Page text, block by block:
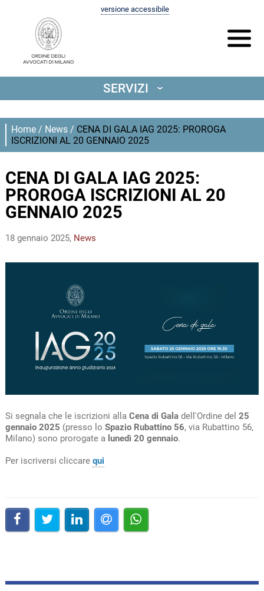
versione accessibile
SERVIZI ‹
Home/ News/ CENA DI GALA IAG 2025: PROROGA
ISCRIZIONI AL 20 GENNAIO 2025
CENA DI GALA IAG 2025:
PROROGA ISCRIZIONI AL 20
GENNAIO 2025
18 gennaio 2025, News
Si segnala che le iscrizioni alla Cena di Galadell'Ordine del 25
gennaio 2025 (presso lo Spazio Rubattino 56, via Rubattino 56,
Milano) sono prorogate a lunedì 20 gennaio.
Per iscriversi cliccare qui